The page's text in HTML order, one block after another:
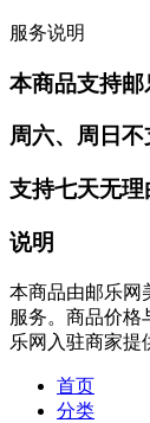
服务说明
本商品支持
周六、周日
支持七天无理
说明
本商品由邮乐网
服务。商品价格
乐网入驻商家提
首页
分类